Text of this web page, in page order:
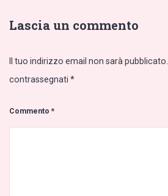
Lascia un commento
Il tuo indirizzo email non sarà pubblicato.
contrassegnati *
Commento*